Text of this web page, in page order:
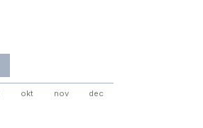
okt nov dec